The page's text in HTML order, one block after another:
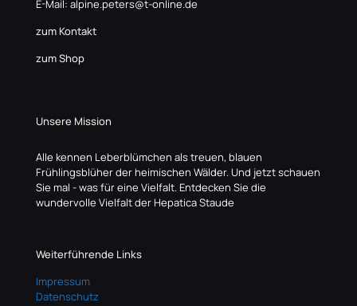
E-Mail: alpine.peters@t-online.de
zum Kontakt
zum Shop
Unsere Mission
Alle kennen Leberblümchen als treuen, blauen
Frühlingsblüher der heimischen Wälder. Und jetzt schauen
Sie mal - was für eine Vielfalt. Entdecken Sie die
wundervolle Vielfalt der Hepatica Staude
Weiterführende Links
Impressum
Datenschutz